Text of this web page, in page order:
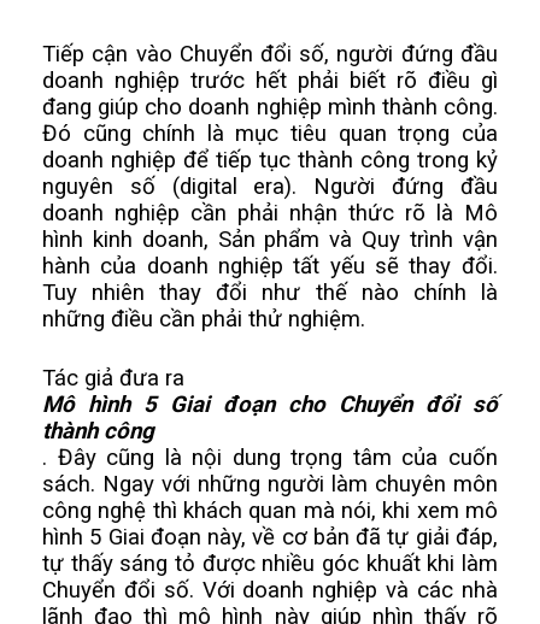
Tiếp cận vào Chuyển đổi số, người đứng đầu
doanh nghiệp trước hết phải biết rõ điều gì
đang giúp cho doanh nghiệp mình thành công.
Đó cũng chính là mục tiêu quan trọng của
doanh nghiệp để tiếp tục thành công trong kỷ
nguyên số (digital era). Người đứng đầu
doanh nghiệp cần phải nhận thức rõ là Mô
hình kinh doanh, Sản phẩm và Quy trình vận
hành của doanh nghiệp tất yếu sẽ thay đổi.
Tuy nhiên thay đổi như thế nào chính là
những điều cần phải thử nghiệm.
Tác giả đưa ra
Mô hình 5 Giai đoạn cho Chuyển đổi số
thành công
. Đây cũng là nội dung trọng tâm của cuốn
sách. Ngay với những người làm chuyên môn
công nghệ thì khách quan mà nói, khi xem mô
hình 5 Giai đoạn này, về cơ bản đã tự giải đáp,
tự thấy sáng tỏ được nhiều góc khuất khi làm
Chuyển đổi số. Với doanh nghiệp và các nhà
lãnh đạo thì mô hình này giúp nhìn thấy rõ